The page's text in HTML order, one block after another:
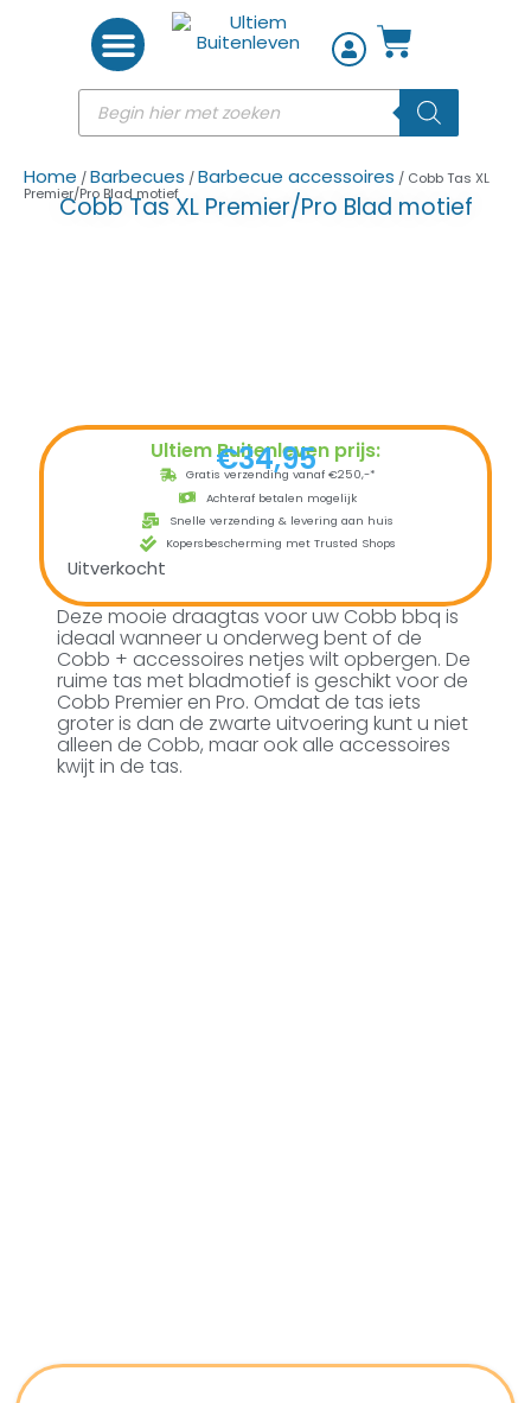
Home /Barbecues /Barbecue accessoires / Cobb Tas XL
Premier/Pro Blad motief
Cobb Tas XL Premier/Pro Blad motief
Ultiem Buitenleven prijs:
€34,95
Gratis verzending vanaf €250,-*
Achteraf betalen mogelijk
Snelle verzending & levering aan huis
Kopersbescherming met Trusted Shops
Uitverkocht
Deze mooie draagtas voor uw Cobb bbq is
ideaal wanneer u onderweg bent of de
Cobb + accessoires netjes wilt opbergen. De
ruime tas met bladmotief is geschikt voor de
Cobb Premier en Pro. Omdat de tas iets
groter is dan de zwarte uitvoering kunt u niet
alleen de Cobb, maar ook alle accessoires
kwijt in de tas.